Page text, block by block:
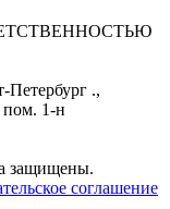
Петербург .,
пом. 1-н
защищены.
соглашение